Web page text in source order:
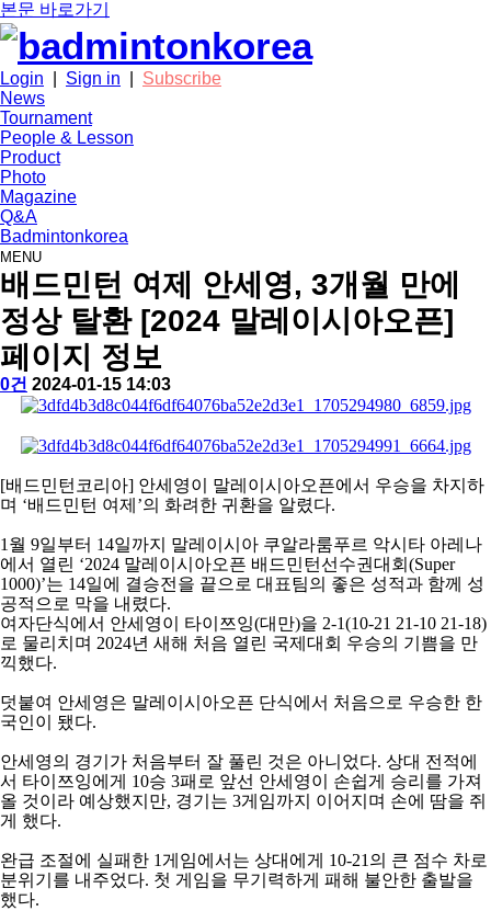
본문 바로가기
Login Sign in
Subscribe
News
Tournament
People & Lesson
Product
Photo
Magazine
Q&A
Badmintonkorea
MENU
news
배드민턴 여제 안세영, 3개월 만에
정상 탈환 [2024 말레이시아오픈]
페이지 정보
작
배
리
아
댓
0건 작
성
2024-01-15 14:03
본
문
[배드민턴코리아] 안세영이 말레이시아오픈에서 우승을 차지하
며 ‘배드민턴 여제 ’의 화려한 귀환을 알렸다.
1월 9일부터 14일까지 말레이시아 쿠알라룸푸르 악시타 아레나
에서 열린 ‘2024 말레이시아오픈 배드민턴선수권대회 (Super
1000)’는 14일에 결승전을 끝으로 대표팀의 좋은 성적과 함께 성
공적으로 막을 내렸다.
여자단식에서 안세영이 타이쯔잉(대만)을 2-1(10-21 21-10 21-18)
로 물리치며 2024년 새해 처음 열린 국제대회 우승의 기쁨을 만
끽했다.
덧붙여 안세영은 말레이시아오픈 단식에서 처음으로 우승한 한
국인이 됐다.
안세영의 경기가 처음부터 잘 풀린 것은 아니었다. 상대 전적에
서 타이쯔잉에게 10승 3패로 앞선 안세영이 손쉽게 승리를 가져
올 것이라 예상했지만, 경기는 3게임까지 이어지며 손에 땀을 쥐
게 했다.
완급 조절에 실패한 1게임에서는 상대에게 10-21의 큰 점수 차로
분위기를 내주었다. 첫 게임을 무기력하게 패해 불안한 출발을
했다.